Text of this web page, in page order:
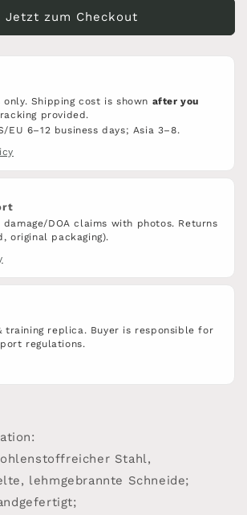
Katana/T10
Klinge
Legierung
Jetzt zum Checkout
Shipping cost is shown after you
provided.
EU 6–12 business days; Asia 3–8.
DOA claims with photos. Returns
original packaging).
training replica. Buyer is responsible for
regulations.
Stahl,
lehmgebrannte Schneide;